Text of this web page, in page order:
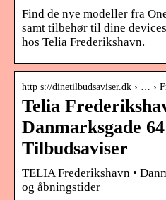
Find de nye modeller fra
samt tilbehør til dine
hos Telia Frederikshavn.
http s://dinetilbudsaviser.dk › … ›
Telia
Danmarksgade
Tilbudsaviser
TELIA Frederikshavn •
og åbningstider